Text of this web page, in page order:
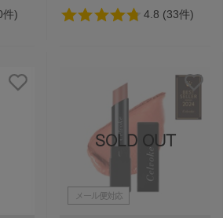
SOLD OUT
メール便対応